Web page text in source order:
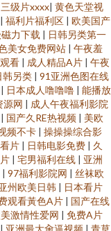
三级片xxxx| 黄色天堂视
| 福利片福利区 | 欧美国产
力下载 | 日韩另类第一
美女免费网站 | 午夜羞
看 | 成人精品A片 | 午夜
韩另类 | 91亚洲色图在线
| 日本成人噜噜噜 | 能播放
源网 | 成人午夜福利影院
| 国产久RE热视频 | 美欧
频不卡 | 操操操综合影
片 | 日韩电影免费 | 久
| 宅男福利在线 | 亚洲
| 97福利影院网 | 丝袜欧
州欧美日韩 | 日本看片
观看黃色A片 | 国产在线
激情性爱网 | 免费A片
| 亚洲最大肏逼视频 | 青草